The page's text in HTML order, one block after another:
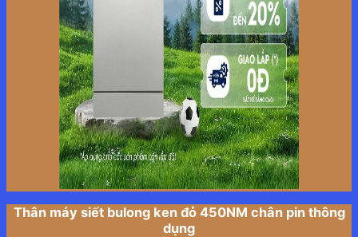
Thân máy siết bulong ken đỏ 450NM chân pin thông
dụng